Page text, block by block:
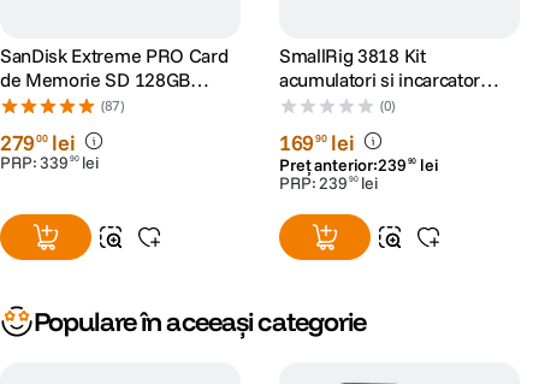
SanDisk Extreme PRO Card
de Memorie SD 128GB
SDXC UHS-I Class 10 U3 V30
+ 2 Ani RescuePRO Deluxe
(87)
27900 lei
PRP:339 90 lei
SmallRig 3818 Kit
acumulatori si incarcator
pentru Sony NP-FW50
(0)
16990 lei
Preț anterior:239 90 lei
PRP:239 90 lei
Populare în aceeași categorie